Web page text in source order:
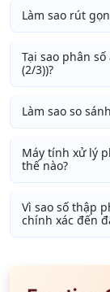
Làm sao rút
Tại sao phân
(2/3))?
Làm sao so
Máy tính xử lý
thế nào?
Vì sao số thập
chính xác đến